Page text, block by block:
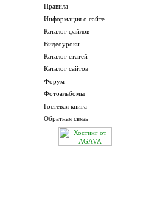
Правила
Информация о сайте
Каталог файлов
Видеоуроки
Каталог статей
Каталог сайтов
Форум
Фотоальбомы
Гостевая книга
Обратная связь